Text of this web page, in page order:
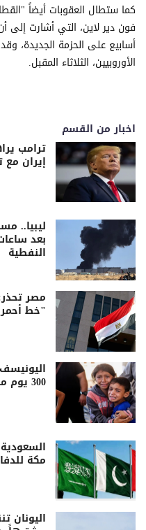
كما ستطال العقوبات أيضاً
فون دير لاين، التي أشارت إلى
أسابيع على الحزمة الجديدة،
الأوروبيين، الثلاثاء المقبل.
اخبار من القسم
ترامب
إيران
ليبيا..
بعد
النفطية
مصر
"خط
300 يوم من وقف إطلاق النار
مكة
اليونان